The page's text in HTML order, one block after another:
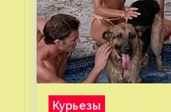
Курьезы